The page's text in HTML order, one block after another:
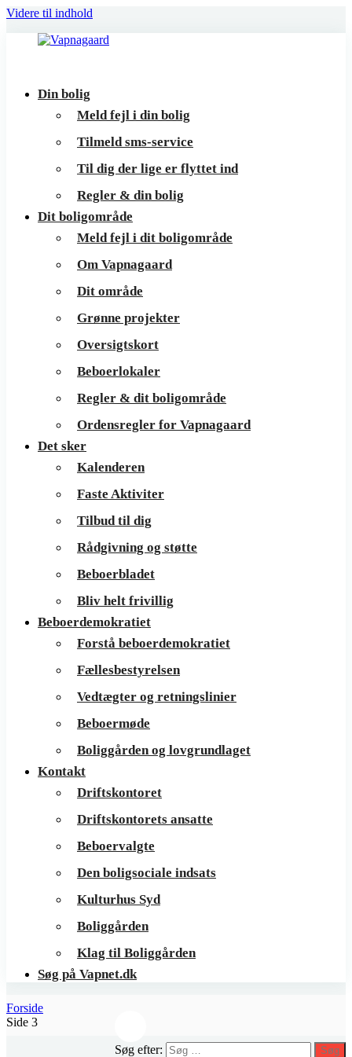
Videre til indhold
Vapnagaard
BoligerDin bolig
Meld fejl i din bolig
Tilmeld sms-service
Til dig der lige er flyttet ind
Regler & din bolig
Dit boligområde
Meld fejl i dit boligområde
Om Vapnagaard
Dit område
Grønne projekter
Oversigtskort
Beboerlokaler
Regler & dit boligområde
Ordensregler for Vapnagaard
Det sker
Kalenderen
Faste Aktiviter
Tilbud til dig
Rådgivning og støtte
Beboerbladet
Bliv helt frivillig
Beboerdemokratiet
Forstå beboerdemokratiet
Fællesbestyrelsen
Vedtægter og retningslinier
Beboermøde
Boliggården og lovgrundlaget
Kontakt
Driftskontoret
Driftskontorets ansatte
Beboervalgte
Den boligsociale indsats
Kulturhus Syd
Boliggården
Klag til Boliggården
Søg på Vapnet.dk
Søg efter: Søg
Forside
Side 3